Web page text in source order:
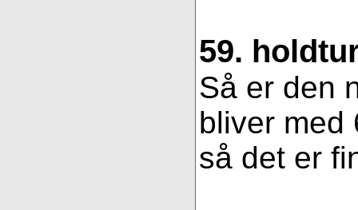
59.
Så er den
bliver med
så det er